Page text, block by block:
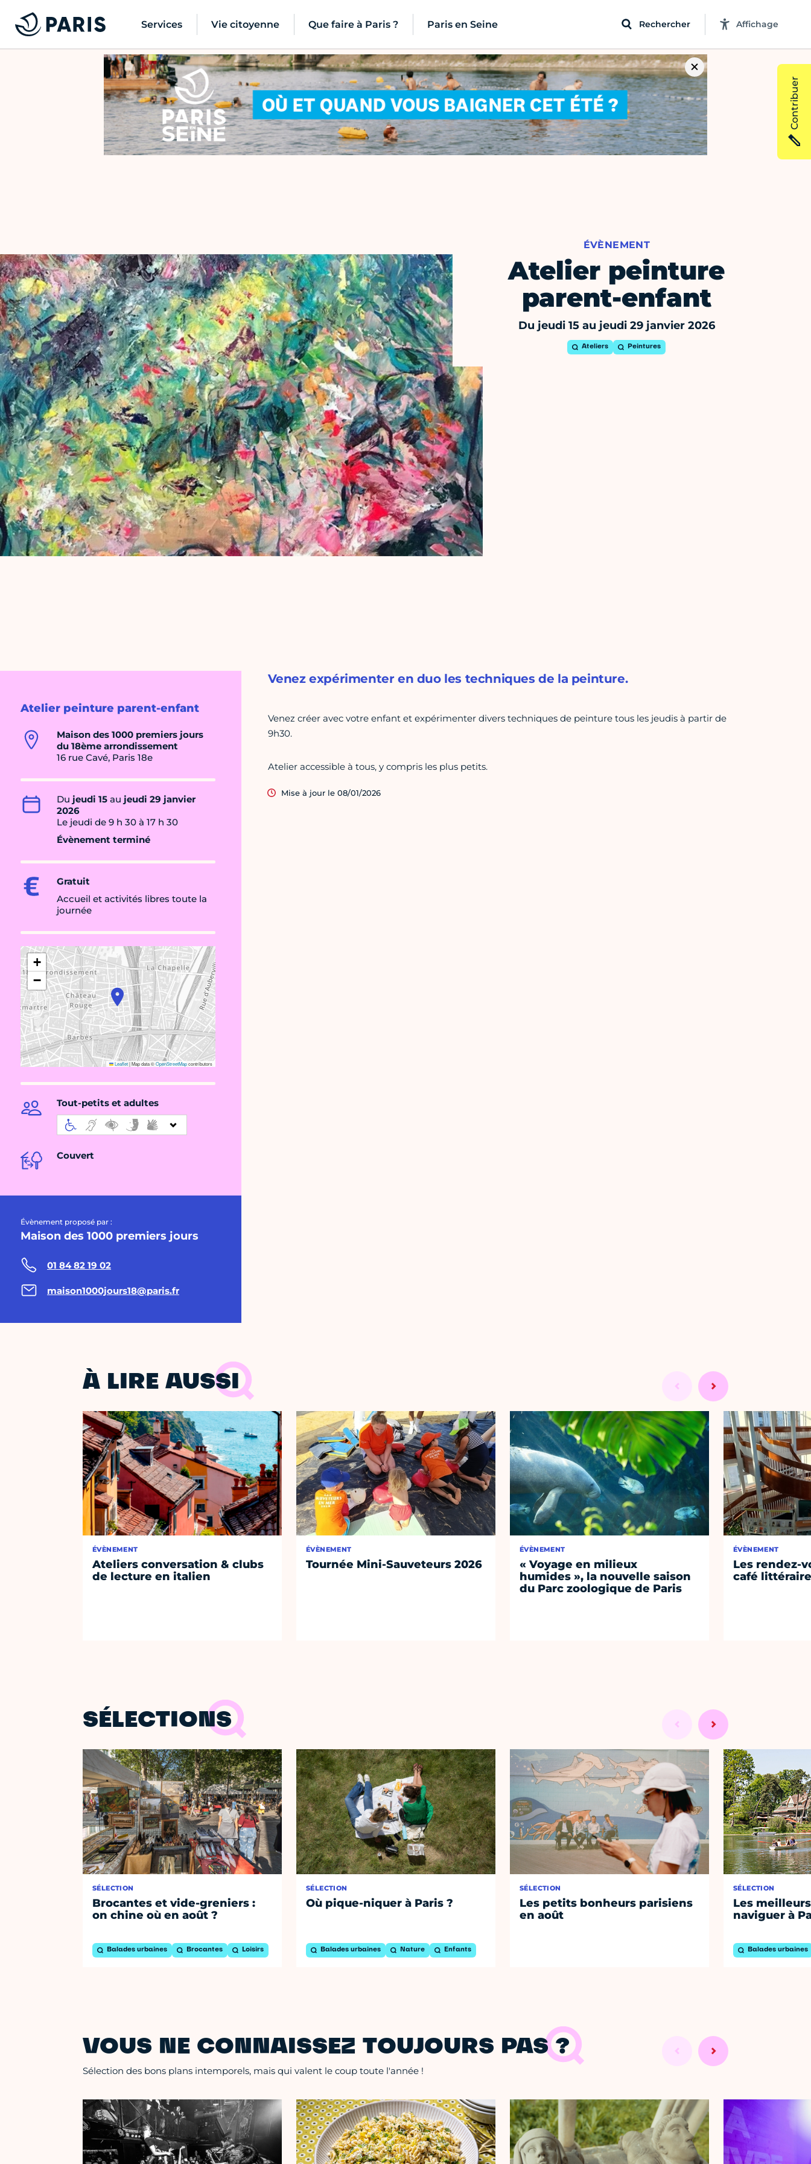
Services Vie citoyenne Que faire à Paris ? Paris en Seine Rechercher Affichage
ÉVÈNEMENT
Atelier peinture
parent-enfant
Du jeudi 15 au jeudi 29 janvier 2026
Ateliers Peintures
Atelier peinture parent-enfant
Maison des 1000 premiers jours
du 18ème arrondissement
16 rue Cavé, Paris 18e
Du jeudi 15 au jeudi 29 janvier
2026
Le jeudi de 9 h 30 à 17 h 30
Évènement terminé
Gratuit
Accueil et activités libres toute la
journée
+
−
Leaflet|Map data ©OpenStreetMapcontributors
Tout-petits et adultes
Couvert
Évènement proposé par :
Maison des 1000 premiers jours
01 84 82 19 02
maison1000jours18@paris.fr
Venez expérimenter en duo les techniques de la peinture.
Venez créer avec votre enfant et expérimenter divers techniques de peinture tous les jeudis à partir de
9h30.
Atelier accessible à tous, y compris les plus petits.
Mise à jour le 08/01/2026
À LIRE AUSSI
ÉVÈNEMENT
Ateliers conversation & clubs
de lecture en italien
ÉVÈNEMENT
Tournée Mini-Sauveteurs 2026
ÉVÈNEMENT
« Voyage en milieux
humides », la nouvelle saison
du Parc zoologique de Paris
ÉVÈNEMENT
Les rendez-
café
SÉLECTIONS
SÉLECTION
Brocantes et vide-greniers :
on chine où en août ?
Balades urbaines Brocantes Loisirs
SÉLECTION
Où pique-niquer à Paris ?
Balades urbaines Nature Enfants
SÉLECTION
Les petits bonheurs parisiens
en août
SÉLECTION
Les
naviguer à
Balades urbaines
VOUS NE CONNAISSEZ TOUJOURS PAS ?
Sélection des bons plans intemporels, mais qui valent le coup toute l'année !
Contribuer